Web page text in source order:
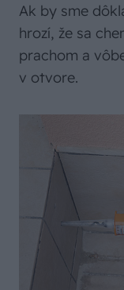
Ak by sme
hrozí, že sa
prachom a
v otvore.